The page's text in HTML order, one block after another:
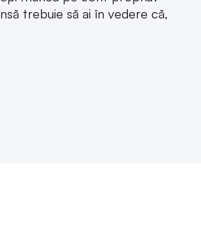
trebuie să ai în vedere că,